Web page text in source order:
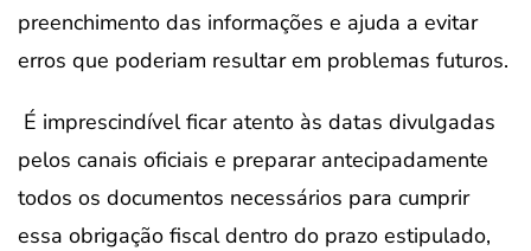
preenchimento das informações e ajuda a evitar
erros que poderiam resultar em problemas futuros.
É imprescindível ficar atento às datas divulgadas
pelos canais oficiais e preparar antecipadamente
todos os documentos necessários para cumprir
essa obrigação fiscal dentro do prazo estipulado,